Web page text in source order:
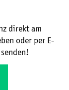
direkt am
oder per E-